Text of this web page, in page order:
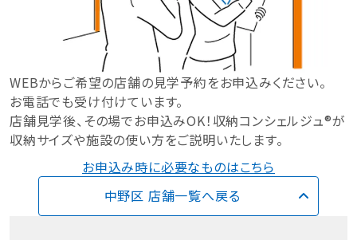
WEBからご希望の店舗の見学予約をお申込みください。
お電話でも受け付けています。
店舗見学後、その場でお申込みOK！収納コンシェルジュ®が
収納サイズや施設の使い方をご説明いたします。
お申込み時に必要なものはこちら
中野区 店舗一覧へ戻る